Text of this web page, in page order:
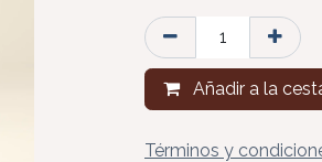
Añadir a la
Términos y